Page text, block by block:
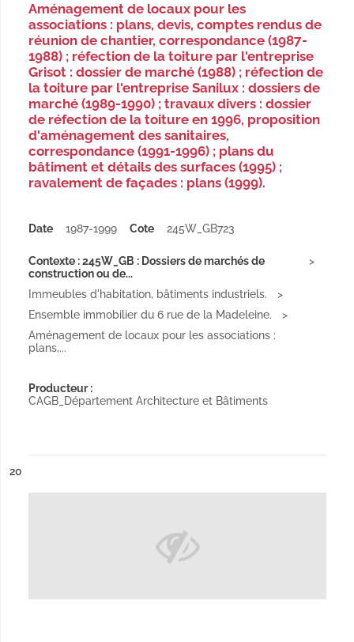
Aménagement de locaux pour les
associations : plans, devis, comptes rendus de
réunion de chantier, correspondance (1987-
1988) ; réfection de la toiture par l'entreprise
Grisot : dossier de marché (1988) ; réfection de
la toiture par l'entreprise Sanilux : dossiers de
marché (1989-1990) ; travaux divers : dossier
de réfection de la toiture en 1996, proposition
d'aménagement des sanitaires,
correspondance (1991-1996) ; plans du
bâtiment et détails des surfaces (1995) ;
ravalement de façades : plans (1999).
Date 1987-1999 Cote 245W_GB723
Contexte : 245W_GB : Dossiers de marchés de
construction ou de...
Immeubles d'habitation, bâtiments industriels.
Ensemble immobilier du 6 rue de la Madeleine.
Aménagement de locaux pour les associations :
plans,...
Producteur :
CAGB_Département Architecture et Bâtiments
n°
20